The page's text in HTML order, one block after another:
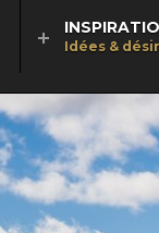
Idées &